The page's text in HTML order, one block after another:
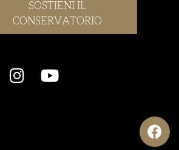
SOSTIENI IL
CONSERVATORIO